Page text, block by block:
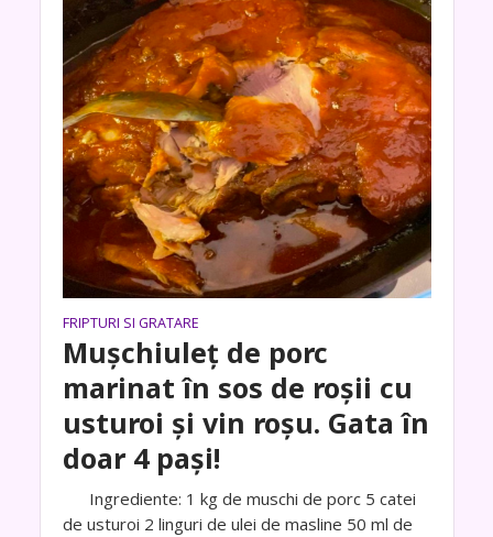
FRIPTURI SI GRATARE
Mușchiuleț de porc
marinat în sos de roșii cu
usturoi și vin roșu. Gata în
doar 4 pași!
Ingrediente: 1 kg de muschi de porc 5 catei
de usturoi 2 linguri de ulei de masline 50 ml de